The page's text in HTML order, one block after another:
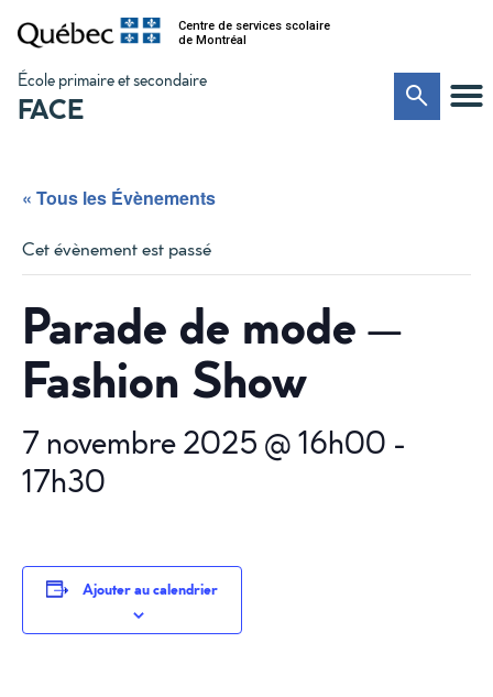
Centre de services scolaire
de Montréal
École primaire et secondaire
FACE
« Tous les Évènements
Cet évènement est passé
Parade de mode –
Fashion Show
7 novembre 2025 @ 16h00 -
17h30
Ajouter au calendrier